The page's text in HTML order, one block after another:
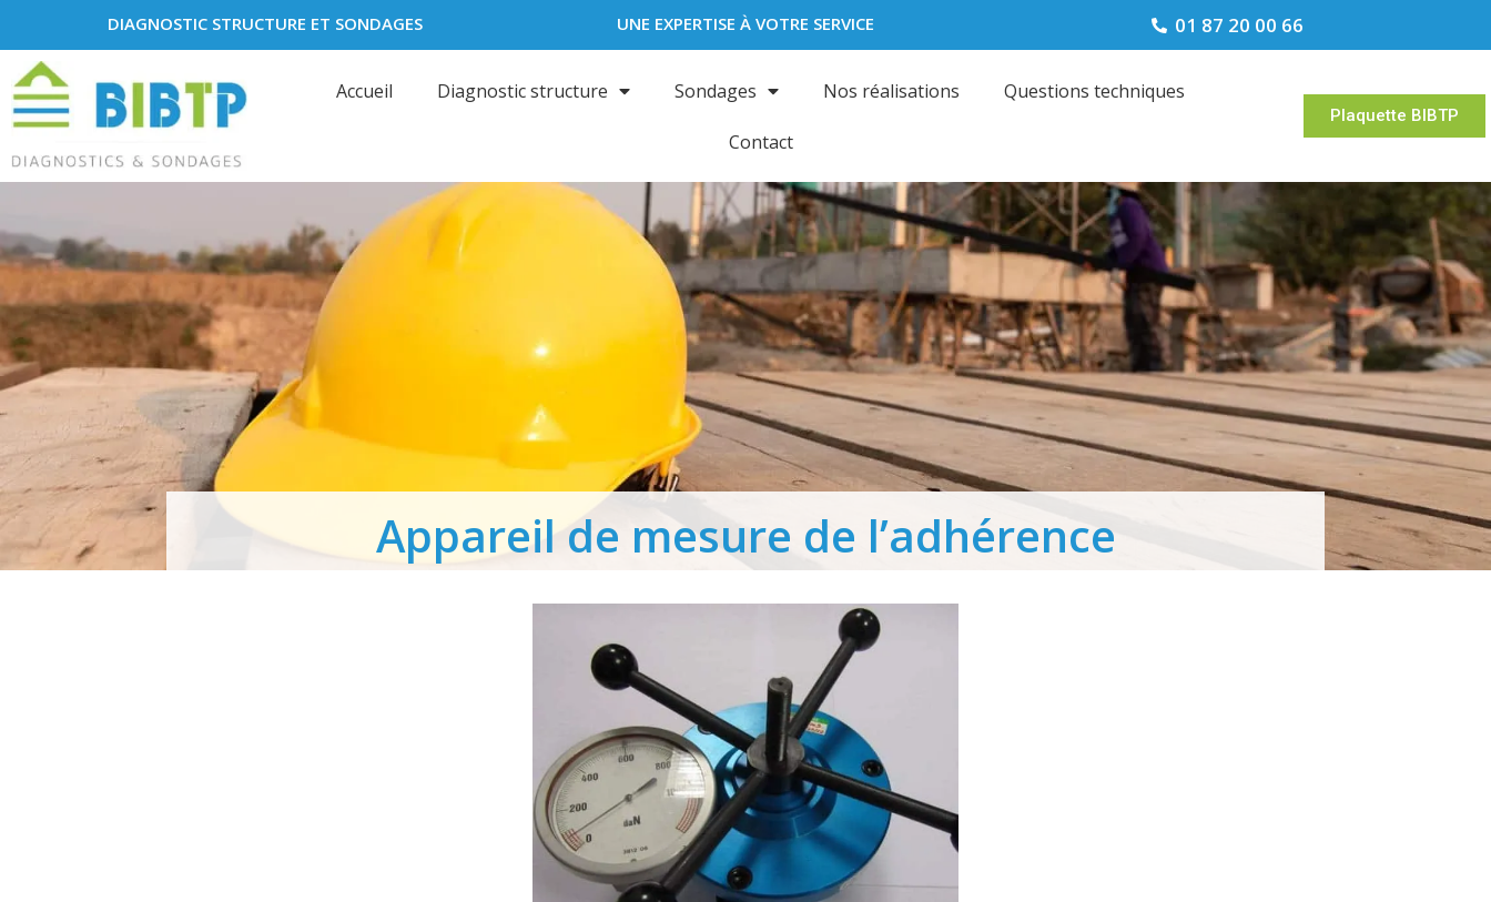
DIAGNOSTIC STRUCTURE ET SONDAGES UNE EXPERTISE À VOTRE SERVICE 01 87 20 00 66
Accueil Diagnostic structure Sondages Nos réalisations Questions techniques
Contact
Plaquette BIBTP
Appareil de mesure de l’adhérence